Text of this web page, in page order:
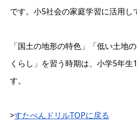
です。小5社会の家庭学習に活用し
「国土の地形の特色」「低い土地
くらし」を習う時期は、小学5年
す。
>すたぺんドリルTOPに戻る